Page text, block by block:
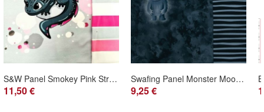
S&W Panel Smokey Pink Streifen Drache Jersey Panel
11,50 €
Swafing Panel Monster Moods by MRS MINT, French Terry
9,25 €